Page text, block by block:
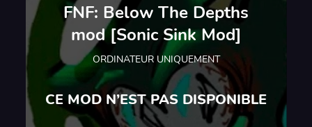
FNF: Below The Depths
mod [Sonic Sink Mod]
ORDINATEUR UNIQUEMENT
CE MOD N’EST PAS DISPONIBLE